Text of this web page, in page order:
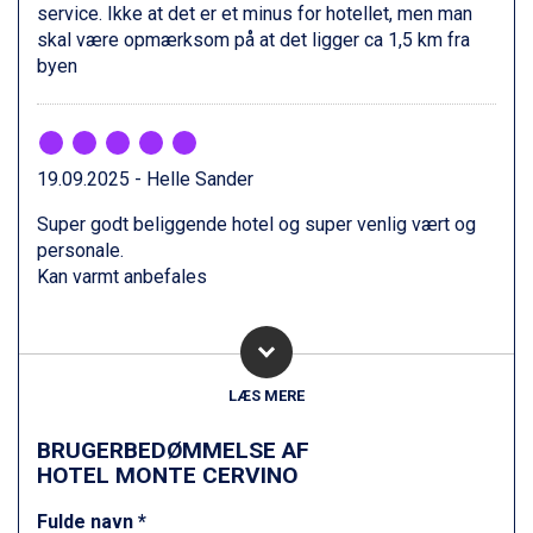
St. Anton fra DKK 7.245
Zell am See fra DKK 4.095
Canazei fra DKK 4.745
Livigno fra DKK 4.145
Ponte di Legno fra DKK 4.745
Sauze dOulx fra DKK 4.045
Alleghe fra DKK 5.595
Arabba fra DKK 7.045
La Thuile fra DKK 4.595
Val Thorens fra DKK 5.395
Bad Hofgastein fra DKK 5.495
Passo Tonale fra DKK 3.795
Saalbach fra DKK 5.945
Champoluc fra DKK 3.795
Sestriere fra DKK 4.395
Ischgl fra DKK 7.095
service. Ikke at det er et minus for hotellet, men man
skal være opmærksom på at det ligger ca 1,5 km fra
byen
19.09.2025 - Helle Sander
Super godt beliggende hotel og super venlig vært og
personale.
Kan varmt anbefales
LÆS MERE
BRUGERBEDØMMELSE AF
HOTEL MONTE CERVINO
Fulde navn *